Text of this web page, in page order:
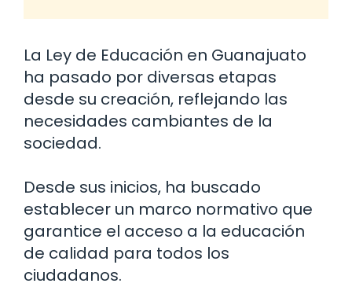
La Ley de Educación en Guanajuato
ha pasado por diversas etapas
desde su creación, reflejando las
necesidades cambiantes de la
sociedad.
Desde sus inicios, ha buscado
establecer un marco normativo que
garantice el acceso a la educación
de calidad para todos los
ciudadanos.